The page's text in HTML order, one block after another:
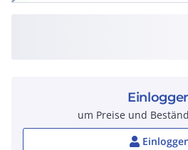
um Preise und